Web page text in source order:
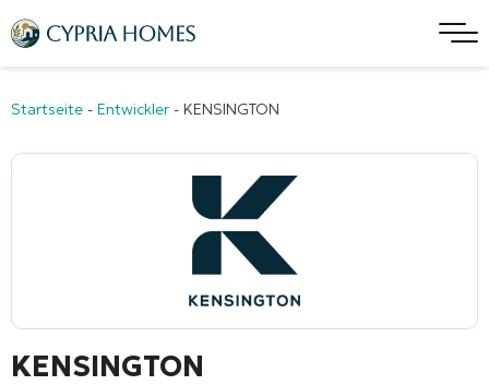
Startseite - Entwickler - KENSINGTON
KENSINGTON